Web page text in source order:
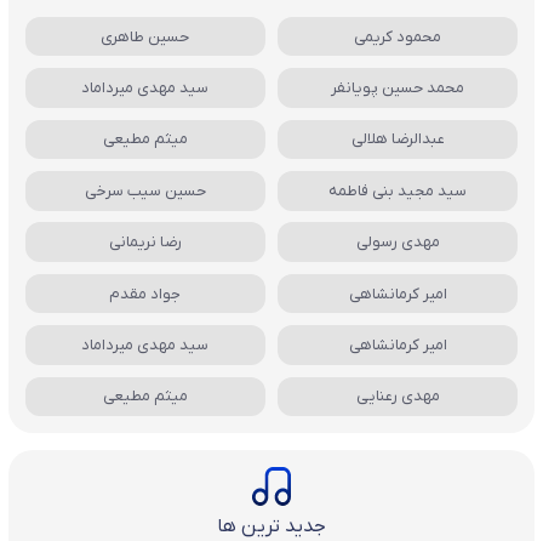
محمود کریمی حسین طاهری
محمد حسین پویانفر سید مهدی میرداماد
عبدالرضا هلالی میثم مطیعی
سید مجید بنی فاطمه حسین سیب سرخی
مهدی رسولی رضا نریمانی
امیر کرمانشاهی جواد مقدم
امیر کرمانشاهی سید مهدی میرداماد
مهدی رعنایی میثم مطیعی
جدید ترین ها